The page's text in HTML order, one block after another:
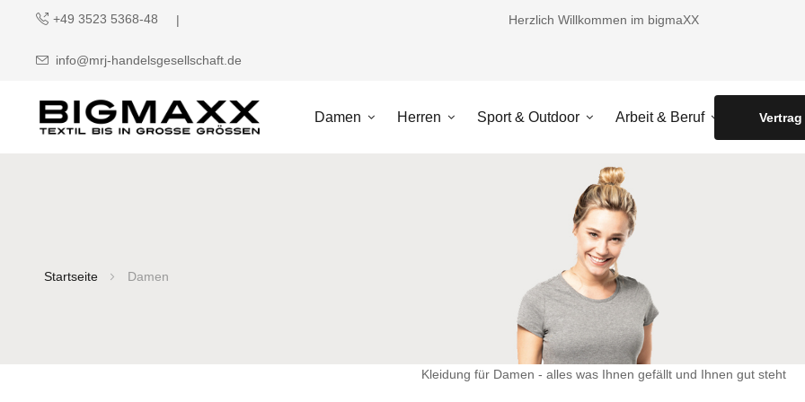
+49 3523 5368-48
info@mrj-handelsgesellschaft.de
Herzlich Willkommen im bigmaXX
Damen Herren Sport & Outdoor Arbeit & Beruf
Startseite Damen
Kleidung für Damen - alles was Ihnen gefällt und Ihnen gut steht